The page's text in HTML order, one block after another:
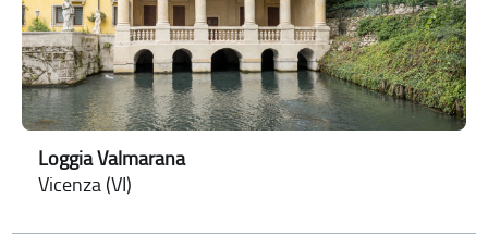
Loggia Valmarana
Vicenza (VI)